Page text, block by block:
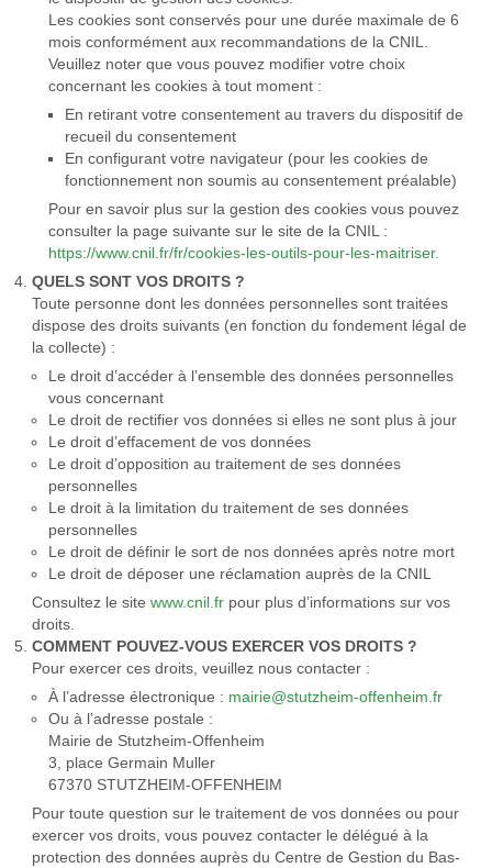
Les cookies sont conservés pour une durée maximale de 6
mois conformément aux recommandations de la CNIL.
Veuillez noter que vous pouvez modifier votre choix
concernant les cookies à tout moment :
En retirant votre consentement au travers du dispositif de
recueil du consentement
En configurant votre navigateur (pour les cookies de
fonctionnement non soumis au consentement préalable)
Pour en savoir plus sur la gestion des cookies vous pouvez
consulter la page suivante sur le site de la CNIL :
https://www.cnil.fr/fr/cookies-les-outils-pour-les-maitriser.
QUELS SONT VOS DROITS ?
Toute personne dont les données personnelles sont traitées
dispose des droits suivants (en fonction du fondement légal de
la collecte) :
Le droit d’accéder à l’ensemble des données personnelles
vous concernant
Le droit de rectifier vos données si elles ne sont plus à jour
Le droit d’effacement de vos données
Le droit d’opposition au traitement de ses données
personnelles
Le droit à la limitation du traitement de ses données
personnelles
Le droit de définir le sort de nos données après notre mort
Le droit de déposer une réclamation auprès de la CNIL
Consultez le site www.cnil.frpour plus d’informations sur vos
droits.
COMMENT POUVEZ-VOUS EXERCER VOS DROITS ?
Pour exercer ces droits, veuillez nous contacter :
À l’adresse électronique : mairie@stutzheim-offenheim.fr
Ou à l’adresse postale :
Mairie de Stutzheim-Offenheim
3, place Germain Muller
67370 STUTZHEIM-OFFENHEIM
Pour toute question sur le traitement de vos données ou pour
exercer vos droits, vous pouvez contacter le délégué à la
protection des données auprès du Centre de Gestion du Bas-